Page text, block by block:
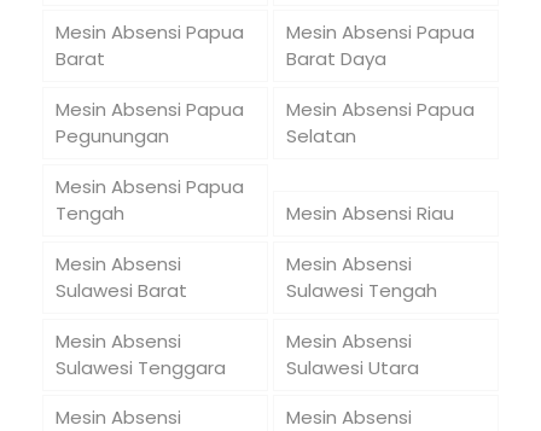
Mesin Absensi Papua
Barat
Mesin Absensi Papua
Barat Daya
Mesin Absensi Papua
Pegunungan
Mesin Absensi Papua
Selatan
Mesin Absensi Papua
Tengah
Mesin Absensi Riau
Mesin Absensi
Sulawesi Barat
Mesin Absensi
Sulawesi Tengah
Mesin Absensi
Sulawesi Tenggara
Mesin Absensi
Sulawesi Utara
Mesin Absensi
Mesin Absensi